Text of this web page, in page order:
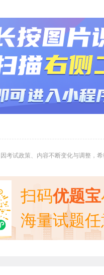
考试政策、内容不断变化与调整，
扫码优题宝
海量试题任